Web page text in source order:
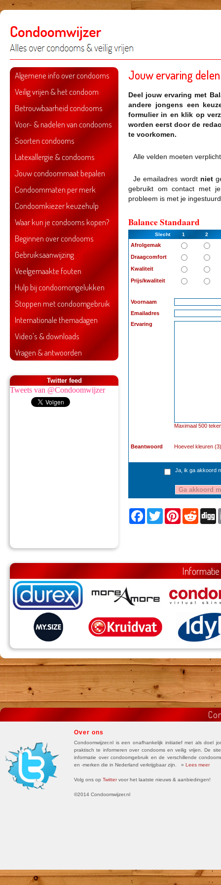
Algemene info over condooms
Veilig vrijen & het condoom
Betrouwbaarheid condooms
Voor- & nadelen van condooms
Soorten condooms
Latexallergie & condooms
Jouw condoommaat bepalen
Condoommaten per merk
Condoomkiezer keuzehulp
Waar kun je condooms kopen?
Beginnen over condooms
Gebruiksaanwijzing
Veelgemaakte fouten
Hulp bij condoomongelukken
Stoppen met condoomgebruik
Internationale themadagen
Video's & downloads
Vragen & antwoorden
Twitter feed
Tweets van @Condoomwijzer
Jouw ervaring delen
Deel jouw ervaring met
andere jongens een
formulier in en klik op
worden eerst door de
te voorkomen.
Alle velden moeten
Je emailadres wordt niet
gebruikt om contact met
probleem is met je
Balance Standaard
Slecht 1 2
Afrolgemak
Draagcomfort
Kwaliteit
Prijs/kwaliteit
Voornaam
Emailadres
Ervaring
Maximaal 500
Beantwoord Hoeveel kleuren
Ja, ik ga akkoord
Facebook
TwitterPinterestReddit
Over ons
Condoomwijzer.nl is een onafhankelijk initiatief met als doel
praktisch te informeren over condooms en veilig vrijen. De
informatie over condoomgebruik en de verschillende
en -merken die in Nederland verkrijgbaar zijn. » Lees meer
Volg ons op Twittervoor het laatste nieuws & aanbiedingen!
©2014 Condoomwijzer.nl